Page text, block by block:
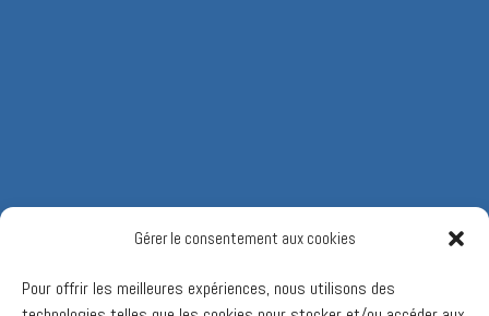
Gérer le consentement aux cookies
Pour offrir les meilleures expériences, nous utilisons des